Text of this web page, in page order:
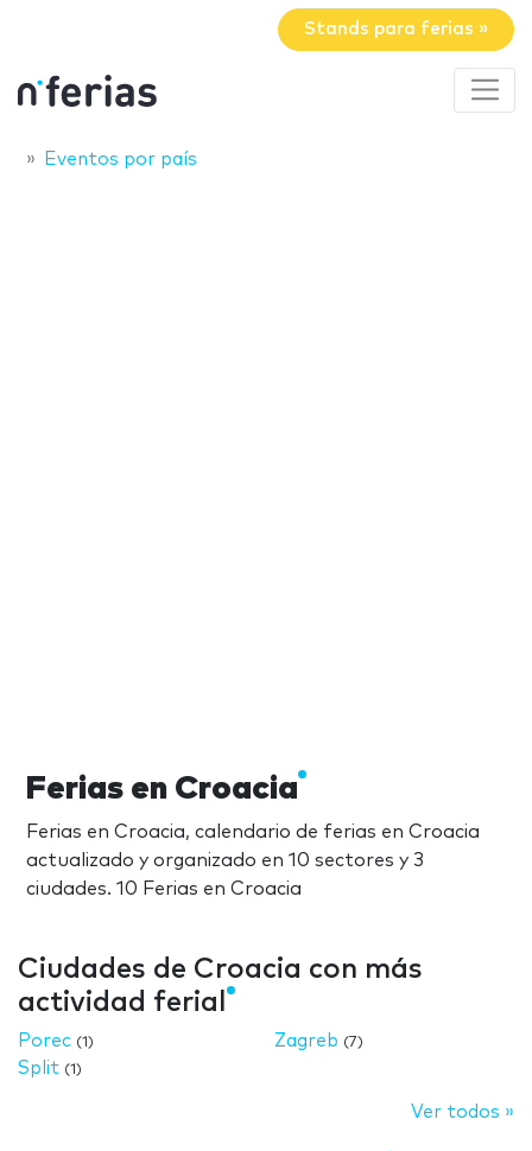
Stands para ferias »
Eventos por país
Ferias en Croacia
Ferias en Croacia, calendario de ferias en Croacia
actualizado y organizado en 10 sectores y 3
ciudades. 10 Ferias en Croacia
Ciudades de Croacia con más
actividad ferial
Porec (1)
Split (1)
Zagreb (7)
Ver todos »